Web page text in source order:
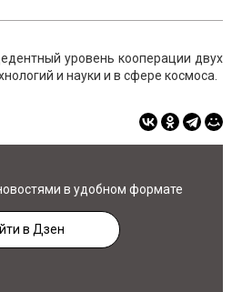
уровень кооперации двух
и науки и в сфере космоса.
в удобном формате
в Дзен